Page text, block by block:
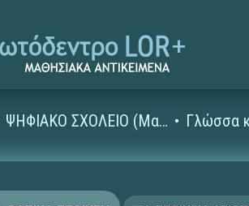
ΨΗΦΙΑΚΟ ΣΧΟΛΕΙΟ (Μαθησιακά Αντικείμενα) Γλώσσα